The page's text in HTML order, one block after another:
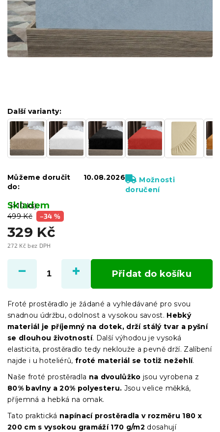
499 Kč –34 %
329 Kč
272 Kč bez DPH
cena:
Skladem
(>10 ks)
Další varianty:
Můžeme doručit
do:
10.08.2026
Možnosti
doručení
Přidat do košíku
Froté prostěradlo je žádané a vyhledávané pro svou
snadnou údržbu, odolnost a vysokou savost. Hebký
materiál je příjemný na dotek, drží stálý tvar a pyšní
se dlouhou životností. Další výhodou je vysoká
elasticita, prostěradlo tedy neklouže a pevně drží. Zalíbení
najde i u hoteliérů,froté materiál se totiž nežehlí.
Naše froté prostěradla na dvoulůžko jsou vyrobena z
80% bavlny a 20% polyesteru. Jsou velice měkká,
příjemná a hebká na omak.
Tato praktická napínací prostěradla v rozměru 180 x
200 cm s vysokou gramáží 170 g/m2 dosahují